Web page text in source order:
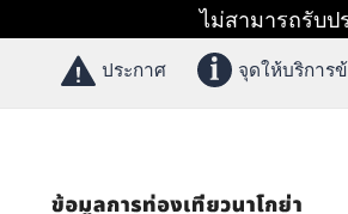
ไม่สามารถรับป
ประกาศ จุดให้บริการ